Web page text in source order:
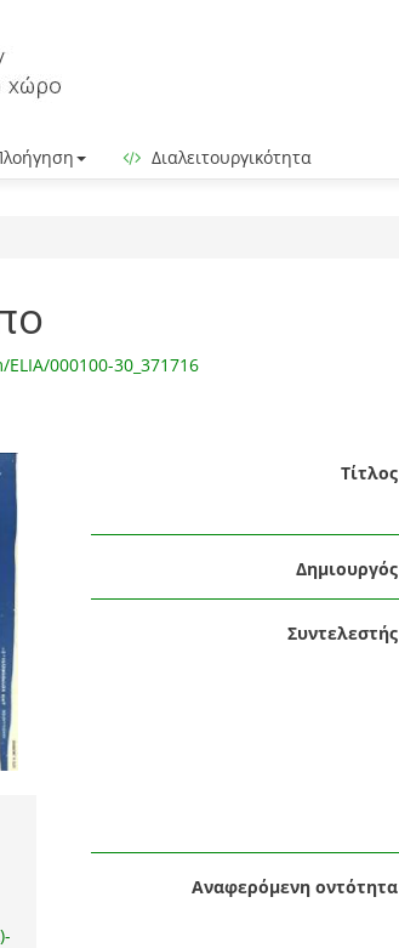
Διαλειτουργικότητα
000100-30_371716
Τίτλος
Δημιουργός
Συντελεστής
Αναφερόμενη οντότητα